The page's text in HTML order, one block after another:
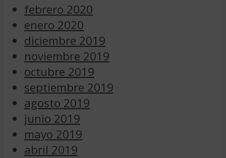
febrero 2020
enero 2020
diciembre 2019
noviembre 2019
octubre 2019
septiembre 2019
agosto 2019
junio 2019
mayo 2019
abril 2019